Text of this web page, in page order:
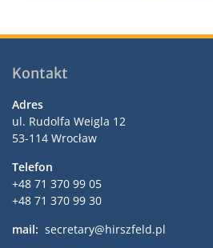
Kontakt
Adres
ul. Rudolfa Weigla 12
53-114 Wrocław
Telefon
+48 71 370 99 05
+48 71 370 99 30
mail: secretary@hirszfeld.pl